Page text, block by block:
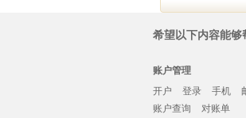
希望以下内容能够
账户管理
开户
登录 手机
账户查询
对账单